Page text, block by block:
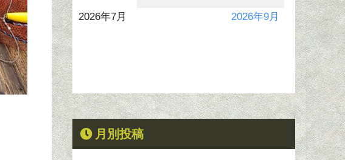
2026年7月 2026年9月
月別投稿